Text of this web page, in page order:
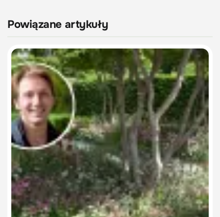
Powiązane artykuły